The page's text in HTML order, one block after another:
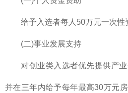
给予入选者每人50万元一次性
(二)事业发展支持
对创业类入选者优先提供产
并在三年内给予每年最高30万元